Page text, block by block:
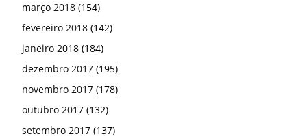
março 2018 (154)
fevereiro 2018 (142)
janeiro 2018 (184)
dezembro 2017 (195)
novembro 2017 (178)
outubro 2017 (132)
setembro 2017 (137)